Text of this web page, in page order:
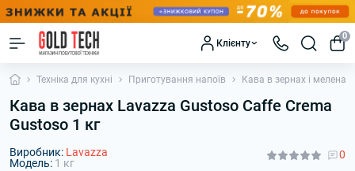
Клієнту
0
Техніка для кухні Приготування напоїв Кава в зернах і мелена
Кава в зернах Lavazza Gustoso Caffe Crema
Gustoso 1 кг
Виробник: Lavazza
Модель: 1 кг
0